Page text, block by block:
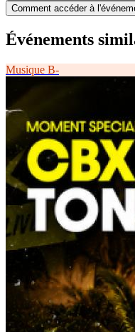
Comment accéder à
Événements
Musique B-